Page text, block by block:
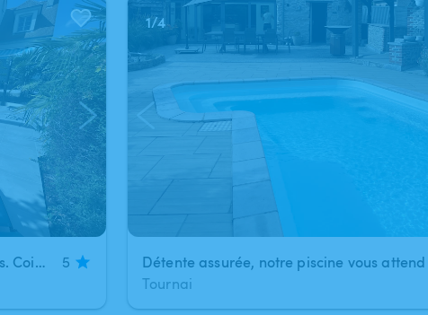
Belle piscine avec terrasse et transats. Coin repas avec store ban
5
1/4
Détente assurée, notre piscine vous attend
Tournai